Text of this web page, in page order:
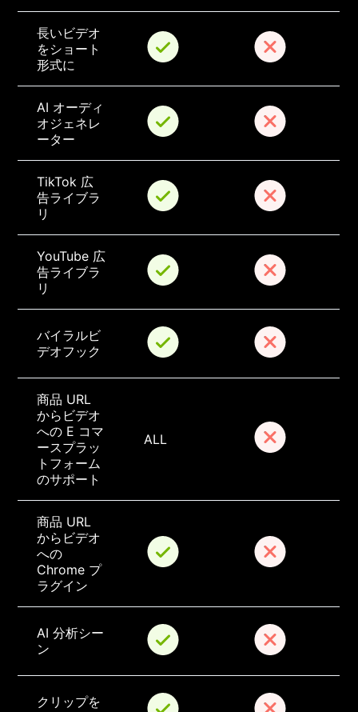
長いビデオ
をショート
形式に
AI オーディ
オジェネレ
ーター
TikTok 広
告ライブラ
リ
YouTube 広
告ライブラ
リ
バイラルビ
デオフック
商品 URL
からビデオ
への E コマ
ースプラッ
トフォーム
のサポート
ALL
商品 URL
からビデオ
への
Chrome プ
ラグイン
AI 分析シー
ン
クリップを